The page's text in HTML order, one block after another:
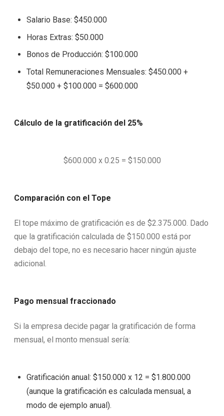
Salario Base: $450.000
Horas Extras: $50.000
Bonos de Producción: $100.000
Total Remuneraciones Mensuales: $450.000 +
$50.000 + $100.000 = $600.000
Cálculo de la gratificación del 25%
$600.000 x 0.25 = $150.000
Comparación con el Tope
El tope máximo de gratificación es de $2.375.000. Dado
que la gratificación calculada de $150.000 está por
debajo del tope, no es necesario hacer ningún ajuste
adicional.
Pago mensual fraccionado
Si la empresa decide pagar la gratificación de forma
mensual, el monto mensual sería:
Gratificación anual: $150.000 x 12 = $1.800.000
(aunque la gratificación es calculada mensual, a
modo de ejemplo anual).